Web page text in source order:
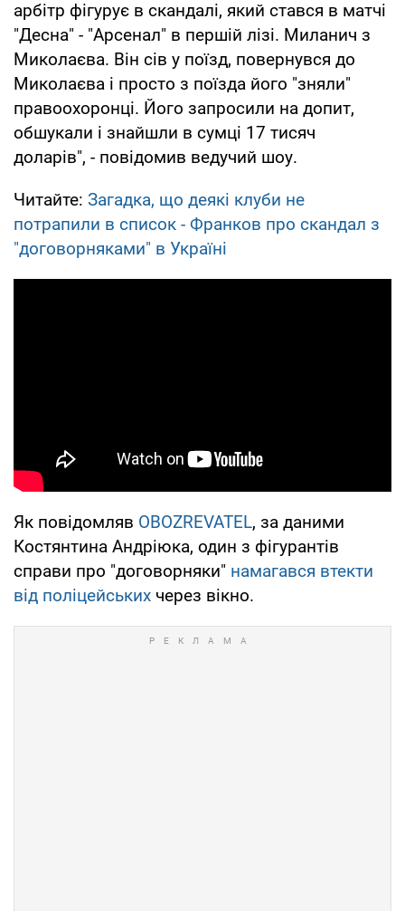
арбітр фігурує в скандалі, який стався в матчі
"Десна" - "Арсенал" в першій лізі. Миланич з
Миколаєва. Він сів у поїзд, повернувся до
Миколаєва і просто з поїзда його "зняли"
правоохоронці. Його запросили на допит,
обшукали і знайшли в сумці 17 тисяч
доларів", - повідомив ведучий шоу.
Читайте: Загадка, що деякі клуби не
потрапили в список - Франков про скандал з
"договорняками" в Україні
Як повідомляв OBOZREVATEL, за даними
Костянтина Андріюка, один з фігурантів
справи про "договорняки" намагався втекти
від поліцейських через вікно.